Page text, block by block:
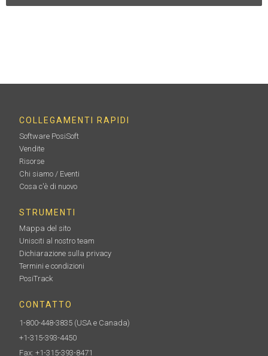
COLLEGAMENTI RAPIDI
Software PosiSoft
Vendite
Risorse
Chi siamo / Eventi
Cosa c'è di nuovo
STRUMENTI
Mappa del sito
Unisciti al nostro team
Dichiarazione sulla privacy
Termini e condizioni
PosiTrack
CONTATTO
1-800-448-3835 (USA e Canada)
+1-315-393-4450
Fax: +1-315-393-8471